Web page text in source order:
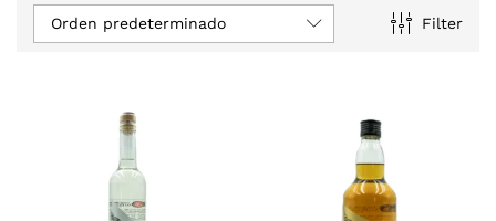
Filter
Orden predeterminado